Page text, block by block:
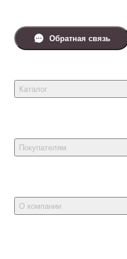
Каталог
Товары для собак
Товары для птиц
Покупателям
Новости
О компании
Обратная связь